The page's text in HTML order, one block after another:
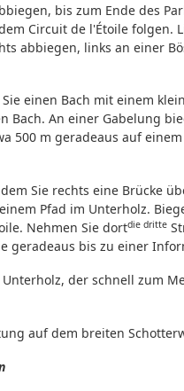
bis zum Ende des
Circuit de l'Étoile folgen.
abbiegen, links an einer
einen Bach mit einem
Bach. An einer Gabelung
500 m geradeaus auf
Sie rechts eine Brücke
Pfad im Unterholz.
Nehmen Sie dortdie dritte
geradeaus bis zu einer
der schnell zum
auf dem breiten